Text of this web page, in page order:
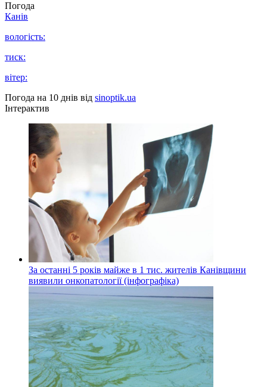
Погода
Канів
вологість:
тиск:
вітер:
Погода на 10 днів від sinoptik.ua
Інтерактив
За останні 5 років майже в 1 тис. жителів Канівщини
виявили онкопатології (інфографіка)